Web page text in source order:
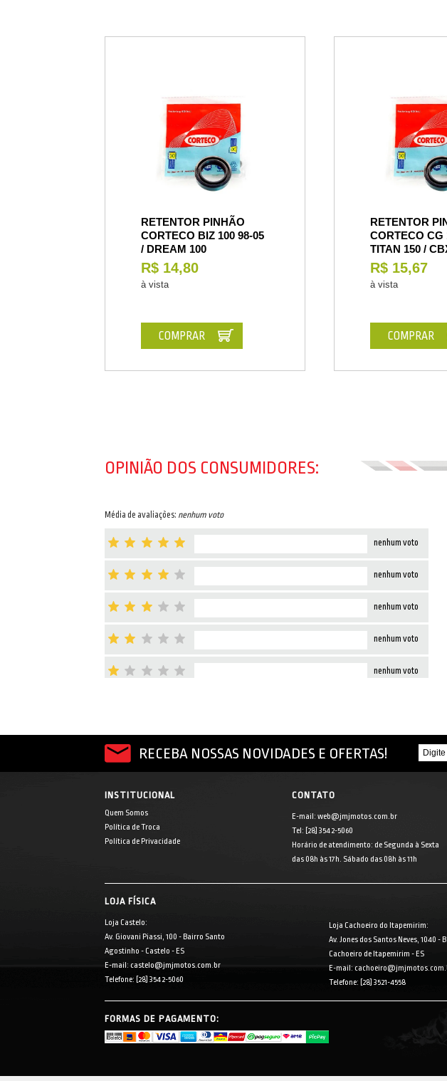
RETENTOR PINHÃO
CORTECO BIZ 100 98-05
/ DREAM 100
R$ 14,80
à vista
COMPRAR
RETENTOR
CORTECO CG
TITAN 150 /
R$ 15,67
à vista
COMPRAR
OPINIÃO DOS CONSUMIDORES:
Média de avaliações: nenhum voto
nenhum voto
nenhum voto
nenhum voto
nenhum voto
nenhum voto
RECEBA NOSSAS NOVIDADES E OFERTAS!
INSTITUCIONAL
Quem Somos
Política de Troca
Política de Privacidade
CONTATO
E-mail: web@jmjmotos.com.br
Tel: [28] 3542-5060
Horário de atendimento: de Segunda à Sexta
das 08h às 17h. Sábado das 08h às 11h
LOJA FÍSICA
Loja Castelo:
Av. Giovani Piassi, 100 - Bairro Santo
Agostinho - Castelo - ES
E-mail: castelo@jmjmotos.com.br
Telefone: [28] 3542-5060
Loja Cachoeiro do Itapemirim:
Av. Jones dos Santos Neves, 1040 -
Cachoeiro de Itapemirim - ES
E-mail:
Telefone: [28] 3521-4558
FORMAS DE PAGAMENTO: